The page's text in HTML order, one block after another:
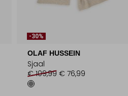
-30%
OLAF HUSSEIN
Sjaal
€ 109,99 € 76,99